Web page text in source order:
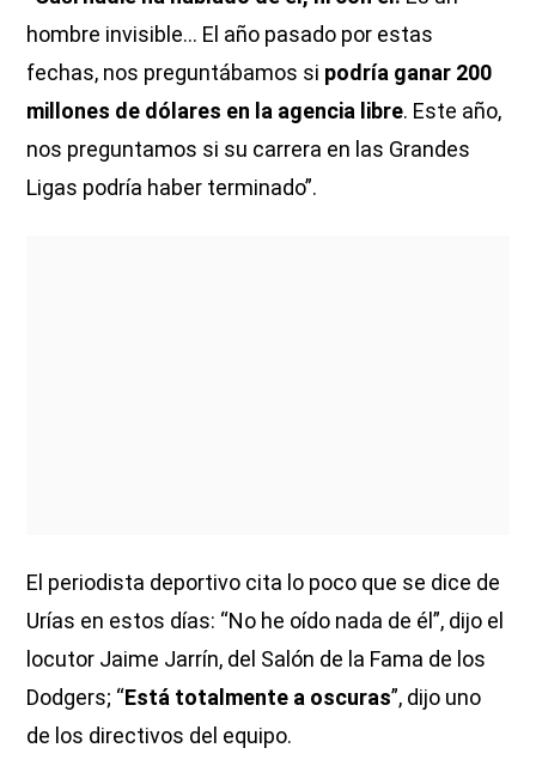
hombre invisible... El año pasado por estas
fechas, nos preguntábamos si podría ganar 200
millones de dólares en la agencia libre. Este año,
nos preguntamos si su carrera en las Grandes
Ligas podría haber terminado”.
El periodista deportivo cita lo poco que se dice de
Urías en estos días: “No he oído nada de él”, dijo el
locutor Jaime Jarrín, del Salón de la Fama de los
Dodgers; “Está totalmente a oscuras”, dijo uno
de los directivos del equipo.